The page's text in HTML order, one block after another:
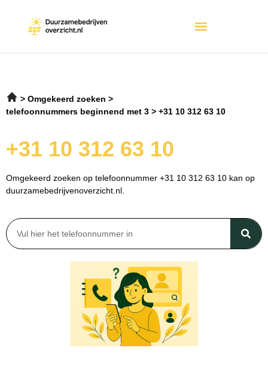
Omgekeerd zoeken
telefoonnummers beginnend met 3
+31 10 312 63 10
+31 10 312 63 10
Omgekeerd zoeken op telefoonnummer +31 10 312 63 10 kan op
duurzamebedrijvenoverzicht.nl.